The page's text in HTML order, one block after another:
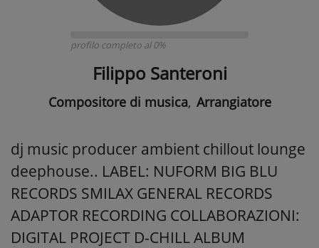
profilo completo al 0%
Filippo Santeroni
Compositore di musica, Arrangiatore
dj music producer ambient chillout lounge
deephouse.. LABEL: NUFORM BIG BLU
RECORDS SMILAX GENERAL RECORDS
ADAPTOR RECORDING COLLABORAZIONI:
DIGITAL PROJECT D-CHILL ALBUM